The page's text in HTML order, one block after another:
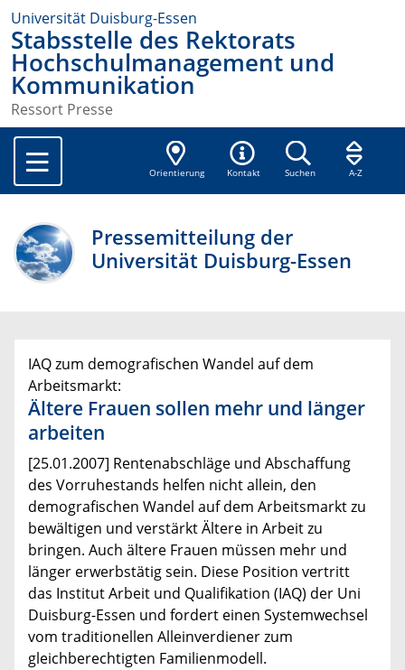
Universität Duisburg-Essen
Stabsstelle des Rektorats
Hochschulmanagement und
Kommunikation
Ressort Presse
Orientierung Kontakt Suchen A-Z
Pressemitteilung der
Universität Duisburg-Essen
IAQ zum demografischen Wandel auf dem
Arbeitsmarkt:
Ältere Frauen sollen mehr und länger
arbeiten
[25.01.2007] Rentenabschläge und Abschaffung
des Vorruhestands helfen nicht allein, den
demografischen Wandel auf dem Arbeitsmarkt zu
bewältigen und verstärkt Ältere in Arbeit zu
bringen. Auch ältere Frauen müssen mehr und
länger erwerbstätig sein. Diese Position vertritt
das Institut Arbeit und Qualifikation (IAQ) der Uni
Duisburg-Essen und fordert einen Systemwechsel
vom traditionellen Alleinverdiener zum
gleichberechtigten Familienmodell.